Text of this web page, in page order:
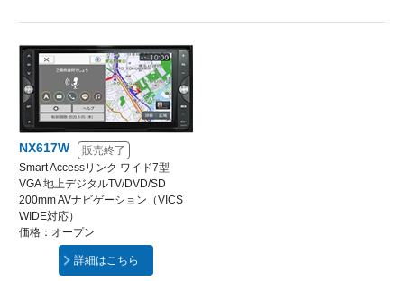
NX617W
販売終了
Smart Accessリンク ワイド7型
VGA 地上デジタルTV/DVD/SD
200mm AVナビゲーション（VICS
WIDE対応）
価格：オープン
詳細はこちら